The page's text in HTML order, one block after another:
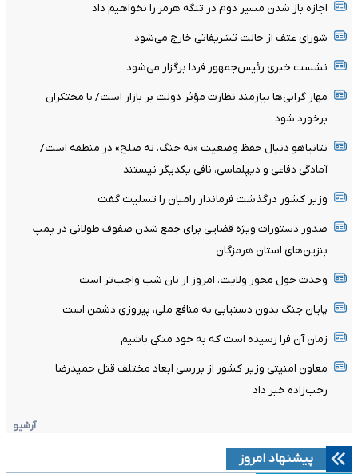
اجازه باز شدن مسیر دوم در تنگه هرمز را نخواهیم داد
شورای عتف از حالت تشریفاتی خارج می‌شود
نشست خبری رئیس‌جمهور فردا برگزار می‌شود
مهار گرانی‌ها نیازمند نظارت مؤثر دولت بر بازار است/ با محتکران
برخورد شود
نتانیاهو دنبال حفظ وضعیت «نه جنگ، نه صلح» در منطقه است/
آمادگی دفاعی و دیپلماسی، نافی یکدیگر نیستند
وزیر کشور درگذشت فرماندار رامیان را تسلیت گفت
صدور دستورات ویژه قضایی برای جمع شدن صفوف طولانی در پمپ
بنزین‌های استان هرمزگان
وحدت حول محور ولایت، امروز از نان شب واجب‌تر است
پایان جنگ بدون دستیابی به منافع ملی، پیروزی دشمن است
زمان آن فرا رسیده است که به خود متکی باشیم
معاون امنیتی وزیر کشور از بررسی ابعاد مختلف قتل حمیدرضا
رجب‌زاده خبر داد
آرشیو
پیشنهاد امروز